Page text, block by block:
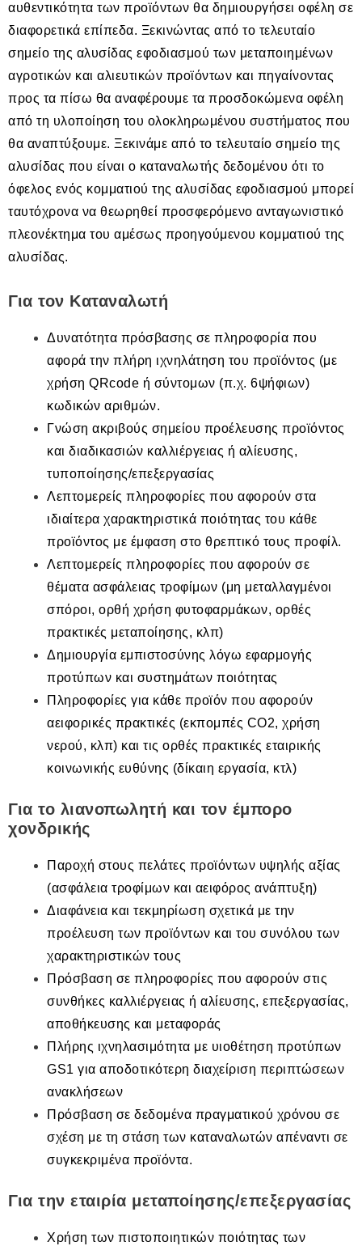
αυθεντικότητα των προϊόντων θα δημιουργήσει οφέλη σε
διαφορετικά επίπεδα. Ξεκινώντας από το τελευταίο
σημείο της αλυσίδας εφοδιασμού των μεταποιημένων
αγροτικών και αλιευτικών προϊόντων και πηγαίνοντας
προς τα πίσω θα αναφέρουμε τα προσδοκώμενα οφέλη
από τη υλοποίηση του ολοκληρωμένου συστήματος που
θα αναπτύξουμε. Ξεκινάμε από το τελευταίο σημείο της
αλυσίδας που είναι ο καταναλωτής δεδομένου ότι το
όφελος ενός κομματιού της αλυσίδας εφοδιασμού μπορεί
ταυτόχρονα να θεωρηθεί προσφερόμενο ανταγωνιστικό
πλεονέκτημα του αμέσως προηγούμενου κομματιού της
αλυσίδας.
Για τον Καταναλωτή
Δυνατότητα πρόσβασης σε πληροφορία που
αφορά την πλήρη ιχνηλάτηση του προϊόντος (με
χρήση QRcode ή σύντομων (π.χ. 6ψήφιων)
κωδικών αριθμών.
Γνώση ακριβούς σημείου προέλευσης προϊόντος
και διαδικασιών καλλιέργειας ή αλίευσης,
τυποποίησης/επεξεργασίας
Λεπτομερείς πληροφορίες που αφορούν στα
ιδιαίτερα χαρακτηριστικά ποιότητας του κάθε
προϊόντος με έμφαση στο θρεπτικό τους προφίλ.
Λεπτομερείς πληροφορίες που αφορούν σε
θέματα ασφάλειας τροφίμων (μη μεταλλαγμένοι
σπόροι, ορθή χρήση φυτοφαρμάκων, ορθές
πρακτικές μεταποίησης, κλπ)
Δημιουργία εμπιστοσύνης λόγω εφαρμογής
προτύπων και συστημάτων ποιότητας
Πληροφορίες για κάθε προϊόν που αφορούν
αειφορικές πρακτικές (εκπομπές CO2, χρήση
νερού, κλπ) και τις ορθές πρακτικές εταιρικής
κοινωνικής ευθύνης (δίκαιη εργασία, κτλ)
Για το λιανοπωλητή και τον έμπορο
χονδρικής
Παροχή στους πελάτες προϊόντων υψηλής αξίας
(ασφάλεια τροφίμων και αειφόρος ανάπτυξη)
Διαφάνεια και τεκμηρίωση σχετικά με την
προέλευση των προϊόντων και του συνόλου των
χαρακτηριστικών τους
Πρόσβαση σε πληροφορίες που αφορούν στις
συνθήκες καλλιέργειας ή αλίευσης, επεξεργασίας,
αποθήκευσης και μεταφοράς
Πλήρης ιχνηλασιμότητα με υιοθέτηση προτύπων
GS1 για αποδοτικότερη διαχείριση περιπτώσεων
ανακλήσεων
Πρόσβαση σε δεδομένα πραγματικού χρόνου σε
σχέση με τη στάση των καταναλωτών απέναντι σε
συγκεκριμένα προϊόντα.
Για την εταιρία μεταποίησης/επεξεργασίας
Χρήση των πιστοποιητικών ποιότητας των